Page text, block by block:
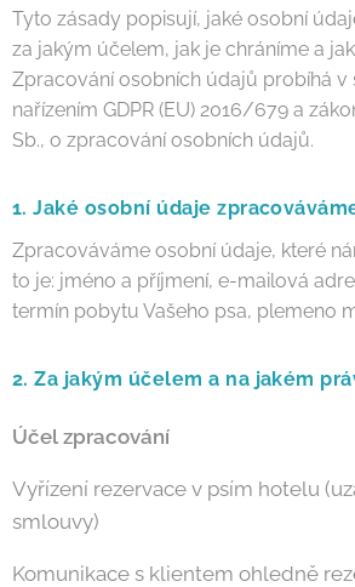
Tyto zásady popisují, jaké osobní
za jakým účelem, jak je chráníme a
Zpracování osobních údajů probíhá v
nařízením GDPR (EU) 2016/679 a
Sb., o zpracování osobních údajů.
1. Jaké osobní údaje
Zpracováváme osobní údaje, které
to je: jméno a příjmení, e-mailová
termín pobytu Vašeho psa, plemeno
2. Za jakým účelem a na jakém
Účel zpracování
Vyřízení rezervace v psím hotelu
smlouvy)
Komunikace s klientem ohledně